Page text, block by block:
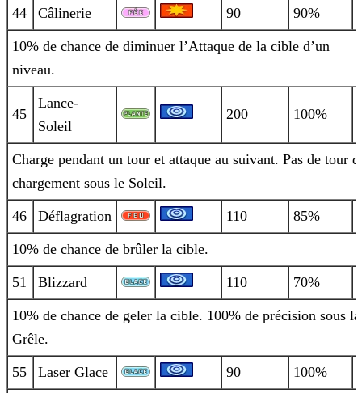
44 Câlinerie 90 90%
10% de chance de diminuer l’Attaque de la cible d’un
niveau.
45
Lance-
Soleil
200 100%
Charge pendant un tour et attaque au suivant. Pas de tour
chargement sous le Soleil.
46 Déflagration 110 85%
10% de chance de brûler la cible.
51 Blizzard 110 70%
10% de chance de geler la cible. 100% de précision sous la
Grêle.
55 Laser Glace 90 100%